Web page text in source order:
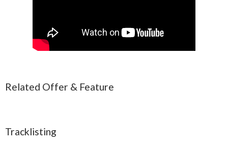
Related Offer & Feature
Tracklisting